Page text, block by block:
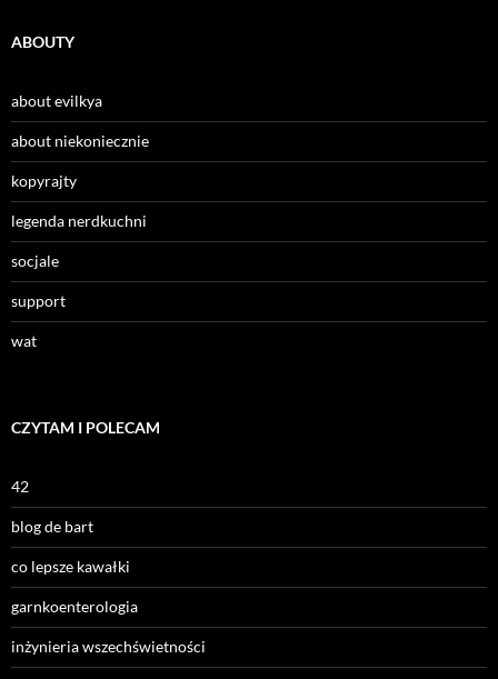
ABOUTY
about evilkya
about niekoniecznie
kopyrajty
legenda nerdkuchni
socjale
support
wat
CZYTAM I POLECAM
42
blog de bart
co lepsze kawałki
garnkoenterologia
inżynieria wszechświetności